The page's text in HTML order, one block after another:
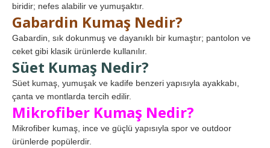
biridir; nefes alabilir ve yumuşaktır.
Gabardin Kumaş Nedir?
Gabardin, sık dokunmuş ve dayanıklı bir kumaştır; pantolon ve
ceket gibi klasik ürünlerde kullanılır.
Süet Kumaş Nedir?
Süet kumaş, yumuşak ve kadife benzeri yapısıyla ayakkabı,
çanta ve montlarda tercih edilir.
Mikrofiber Kumaş Nedir?
Mikrofiber kumaş, ince ve güçlü yapısıyla spor ve outdoor
ürünlerde popülerdir.